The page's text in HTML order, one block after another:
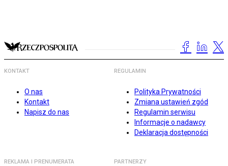
KONTAKT
O nas
Kontakt
Napisz do nas
REGULAMIN
Polityka Prywatności
Zmiana ustawień zgód
Regulamin serwisu
Informacje o nadawcy
Deklaracja dostępności
REKLAMA I PRENUMERATA PARTNERZY